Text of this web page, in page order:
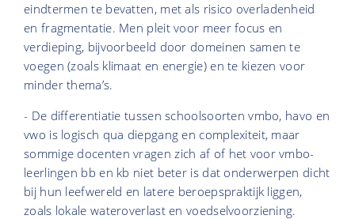
eindtermen te bevatten, met als risico overladenheid
en fragmentatie. Men pleit voor meer focus en
verdieping, bijvoorbeeld door domeinen samen te
voegen (zoals klimaat en energie) en te kiezen voor
minder thema’s.
- De differentiatie tussen schoolsoorten vmbo, havo en
vwo is logisch qua diepgang en complexiteit, maar
sommige docenten vragen zich af of het voor vmbo-
leerlingen bb en kb niet beter is dat onderwerpen dicht
bij hun leefwereld en latere beroepspraktijk liggen,
zoals lokale wateroverlast en voedselvoorziening.